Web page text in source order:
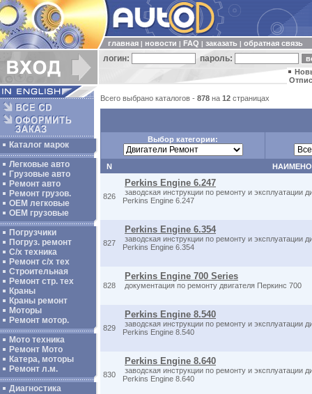
главная новости FAQ заказать обратная связь
логин: пароль:
Каталог марок
Легковые авто
Грузовые авто
Ремонт авто
Ремонт грузов.
ОЕМ легковые
OEM грузовые
Погрузчики
Погруз. ремонт
С/х техника
Ремонт с/х тех
Строительная
Ремонт стр. тех
Краны
Краны ремонт
Моторы
Ремонт мотор.
Мото техника
Ремонт Мото
Катера, моторы
Ремонт л.м.
Диагностика
Всего выбрано каталогов - 878 на 12 страницах
Выбор категории:
N
826
Perkins Engine 6.247
заводская инструкции по ремонту и эксплуатации
Perkins Engine 6.247
827
Perkins Engine 6.354
заводская инструкции по ремонту и эксплуатации
Perkins Engine 6.354
828
Perkins Engine 700 Series
документация по ремонту двигателя Перкинс 700
829
Perkins Engine 8.540
заводская инструкции по ремонту и эксплуатации
Perkins Engine 8.540
830
Perkins Engine 8.640
заводская инструкции по ремонту и эксплуатации
Perkins Engine 8.640